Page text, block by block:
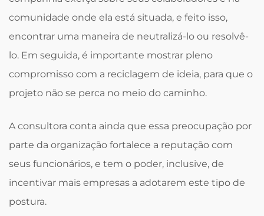
comunidade onde ela está situada, e feito isso,
encontrar uma maneira de neutralizá-lo ou resolvê-
lo. Em seguida, é importante mostrar pleno
compromisso com a reciclagem de ideia, para que o
projeto não se perca no meio do caminho.
A consultora conta ainda que essa preocupação por
parte da organização fortalece a reputação com
seus funcionários, e tem o poder, inclusive, de
incentivar mais empresas a adotarem este tipo de
postura.